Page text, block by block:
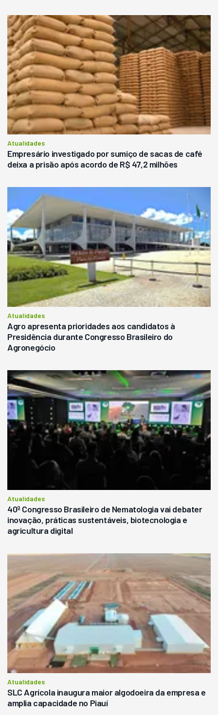
Atualidades
Empresário investigado por sumiço de sacas de café
deixa a prisão após acordo de R$ 47,2 milhões
Atualidades
Agro apresenta prioridades aos candidatos à
Presidência durante Congresso Brasileiro do
Agronegócio
Atualidades
40º Congresso Brasileiro de Nematologia vai debater
inovação, práticas sustentáveis, biotecnologia e
agricultura digital
Atualidades
SLC Agrícola inaugura maior algodoeira da empresa e
amplia capacidade no Piauí